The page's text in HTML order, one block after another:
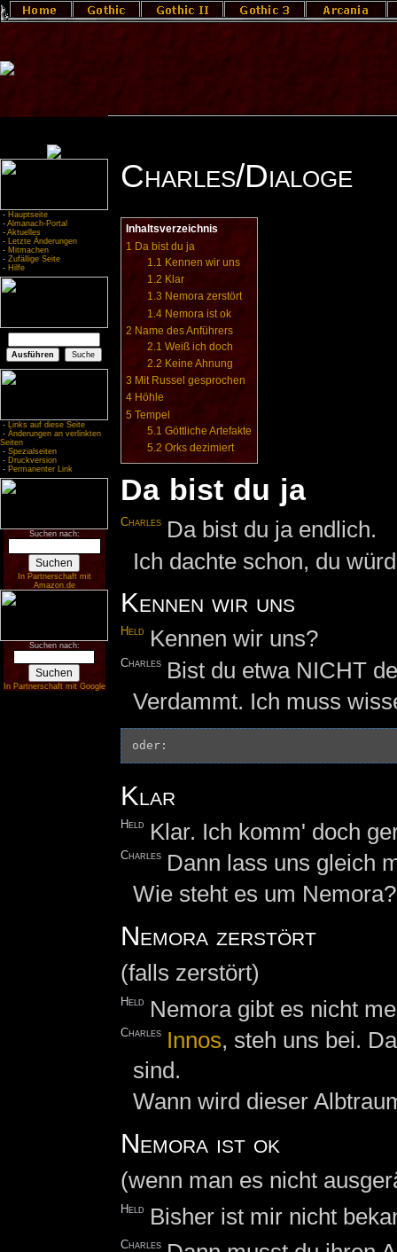
- Hauptseite
- Almanach-Portal
- Aktuelles
- Letzte Änderungen
- Mitmachen
- Zufällige Seite
- Hilfe
- Links auf diese Seite
- Änderungen an verlinkten
Seiten
- Spezialseiten
- Druckversion
- Permanenter Link
Suchen nach:
In Partnerschaft mit
Amazon.de
Suchen nach:
In Partnerschaft mit Google
Charles/Dialoge
Inhaltsverzeichnis
1 Da bist du ja
1.1 Kennen wir uns
1.2 Klar
1.3 Nemora zerstört
1.4 Nemora ist ok
2 Name des Anführers
2.1 Weiß ich doch
2.2 Keine Ahnung
3 Mit Russel gesprochen
4 Höhle
5 Tempel
5.1 Göttliche Artefakte
5.2 Orks dezimiert
Da bist du ja
Charles Da bist du ja endlich.
Ich dachte schon, du
Kennen wir uns
Held Kennen wir uns?
Charles Bist du etwa NICHT
Verdammt. Ich muss
Klar
Held Klar. Ich komm' doch
Charles Dann lass uns gleich
Wie steht es um Nemora?
Nemora zerstört
(falls zerstört)
Held Nemora gibt es nicht
Charles Innos, steh uns bei.
sind.
Wann wird dieser
Nemora ist ok
(wenn man es nicht
Held Bisher ist mir nicht
Charles